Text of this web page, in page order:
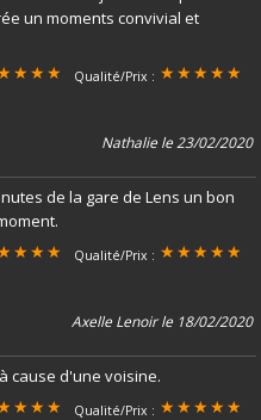
un moments convivial et
Qualité/Prix :
Nathalie le 23/02/2020
de la gare de Lens un bon
Qualité/Prix :
Axelle Lenoir le 18/02/2020
cause d'une voisine.
Qualité/Prix :